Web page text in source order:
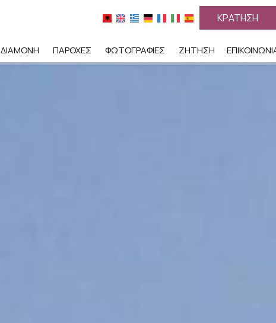
ΚΡΆΤΗΣΗ
ΔΙΑΜΟΝΉ ΠΑΡΟΧΈΣ ΦΩΤΟΓΡΑΦΊΕΣ ΖΉΤΗΣΗ